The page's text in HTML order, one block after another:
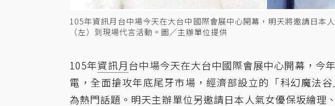
105年資訊月台中場今天在大台中國際會展中心開幕，明天將邀請日本
（左）到現場代言活動。圖／主辦單位提供
105年資訊月 台中場今天在大台中國際會展中心開幕，今
電，全面搶攻年底尾牙市場，經濟部設立的「科幻魔法
為熱門話題。明天主辦單位另邀請日本人氣女優保坂繪理